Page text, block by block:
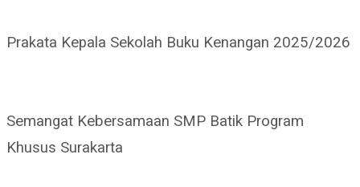
Prakata Kepala Sekolah Buku Kenangan 2025/2026
Semangat Kebersamaan SMP Batik Program
Khusus Surakarta